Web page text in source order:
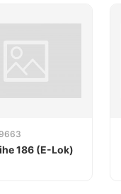
186 (E-Lok)